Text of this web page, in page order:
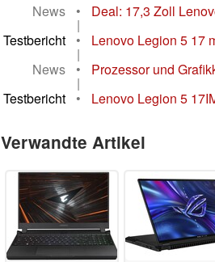
News
• Deal: 17,3 Zoll
|
Testbericht
• Lenovo Legion 5 17
|
News
• Prozessor und
|
Testbericht
• Lenovo Legion 5
Verwandte Artikel